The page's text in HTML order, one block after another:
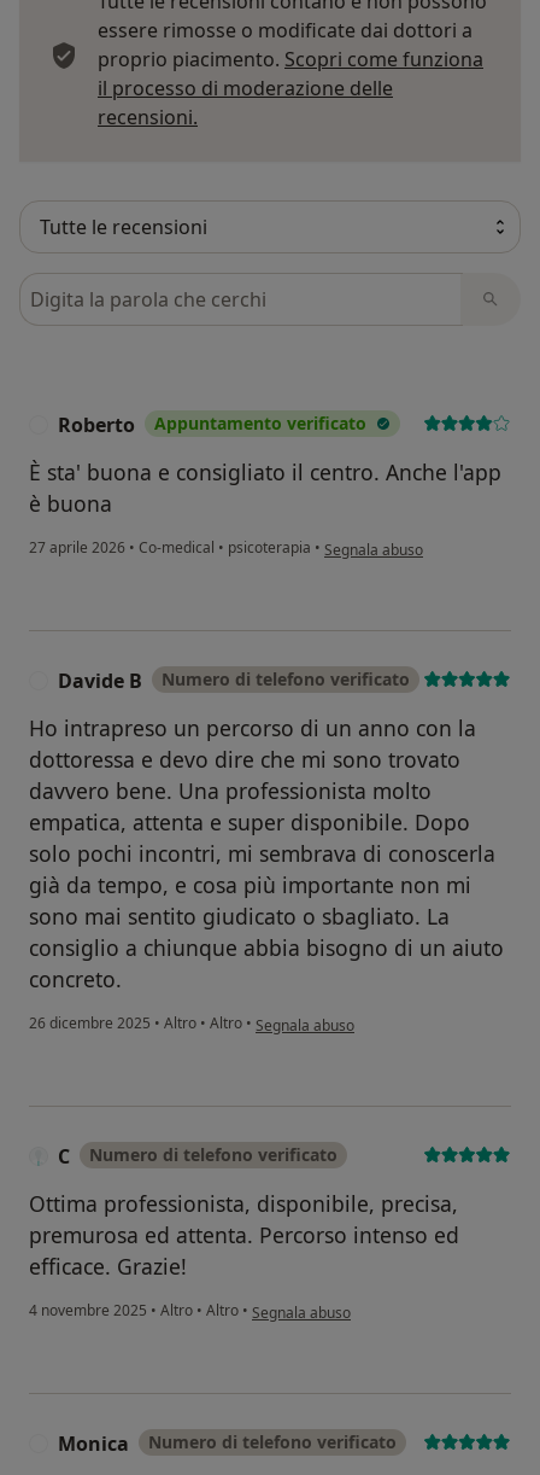
essere rimosse o modificate dai dottori a
proprio piacimento. Scopri come funziona
il processo di moderazione delle
recensioni.
Cerca nelle recensioni
Roberto Appuntamento verificato
È sta' buona e consigliato il centro. Anche l'app
è buona
27 aprile 2026 • Co-medical • psicoterapia • secondo l'opinione dell'utente
Segnala abuso
Davide B Numero di telefono verificato
Ho intrapreso un percorso di un anno con la
dottoressa e devo dire che mi sono trovato
davvero bene. Una professionista molto
empatica, attenta e super disponibile. Dopo
solo pochi incontri, mi sembrava di conoscerla
già da tempo, e cosa più importante non mi
sono mai sentito giudicato o sbagliato. La
consiglio a chiunque abbia bisogno di un aiuto
concreto.
26 dicembre 2025 • Altro • Altro • secondo l'opinione dell'utente Davide B
Segnala abuso
C Numero di telefono verificato
Ottima professionista, disponibile, precisa,
premurosa ed attenta. Percorso intenso ed
efficace. Grazie!
4 novembre 2025 • Altro • Altro • secondo l'opinione dell'utente C
Segnala abuso
Monica Numero di telefono verificato